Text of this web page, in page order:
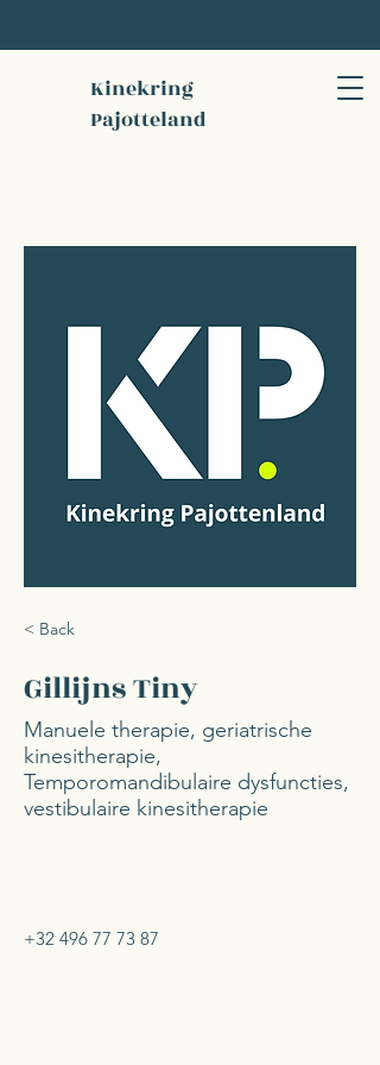
Kinekring
Pajotteland
< Back
Gillijns Tiny
Manuele therapie, geriatrische
kinesitherapie,
Temporomandibulaire dysfuncties,
vestibulaire kinesitherapie
+32 496 77 73 87